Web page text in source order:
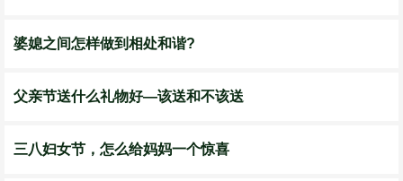
婆媳之间怎样做到相处和谐?
父亲节送什么礼物好—该送和不该送
三八妇女节，怎么给妈妈一个惊喜